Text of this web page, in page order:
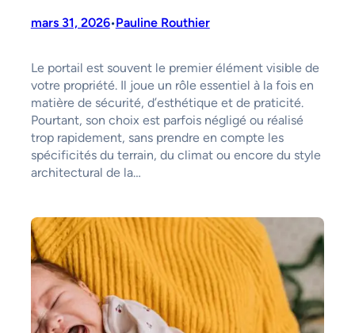
mars 31, 2026•Pauline Routhier
Le portail est souvent le premier élément visible de
votre propriété. Il joue un rôle essentiel à la fois en
matière de sécurité, d’esthétique et de praticité.
Pourtant, son choix est parfois négligé ou réalisé
trop rapidement, sans prendre en compte les
spécificités du terrain, du climat ou encore du style
architectural de la…